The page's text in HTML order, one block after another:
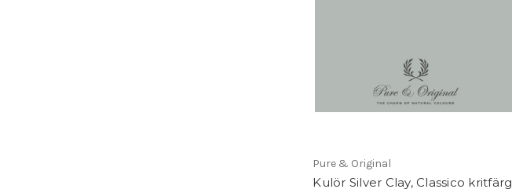
Pure & Original
Kulör Silver Clay, Classico kritfärg